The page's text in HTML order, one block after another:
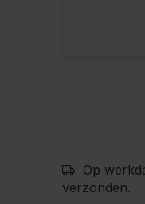
Op
verzonden.